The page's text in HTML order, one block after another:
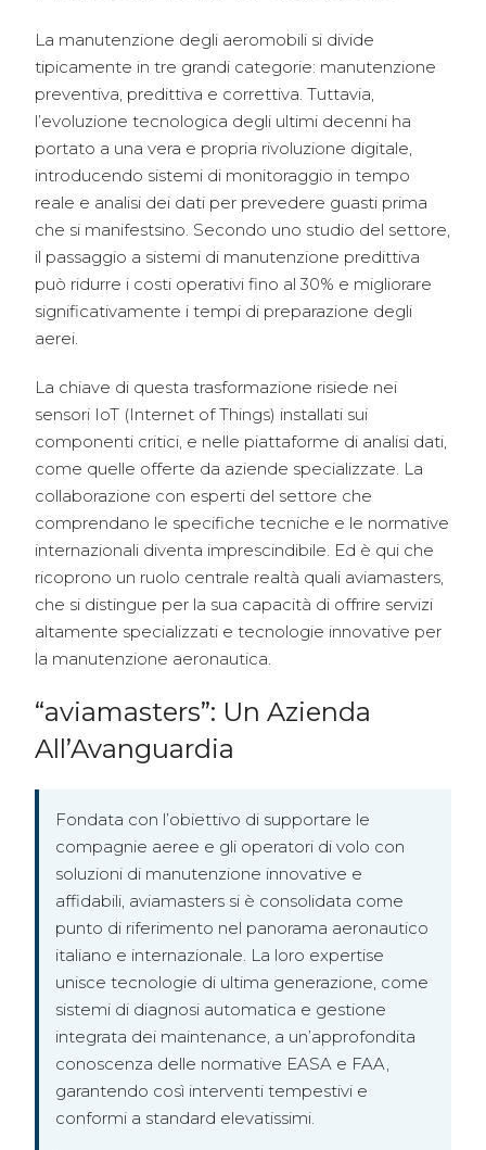
La manutenzione degli aeromobili si divide
tipicamente in tre grandi categorie: manutenzione
preventiva, predittiva e correttiva. Tuttavia,
l’evoluzione tecnologica degli ultimi decenni ha
portato a una vera e propria rivoluzione digitale,
introducendo sistemi di monitoraggio in tempo
reale e analisi dei dati per prevedere guasti prima
che si manifestsino. Secondo uno studio del settore,
il passaggio a sistemi di manutenzione predittiva
può ridurre i costi operativi fino al 30% e migliorare
significativamente i tempi di preparazione degli
aerei.
La chiave di questa trasformazione risiede nei
sensori IoT (Internet of Things) installati sui
componenti critici, e nelle piattaforme di analisi dati,
come quelle offerte da aziende specializzate. La
collaborazione con esperti del settore che
comprendano le specifiche tecniche e le normative
internazionali diventa imprescindibile. Ed è qui che
ricoprono un ruolo centrale realtà quali aviamasters,
che si distingue per la sua capacità di offrire servizi
altamente specializzati e tecnologie innovative per
la manutenzione aeronautica.
“aviamasters”: Un Azienda
All’Avanguardia
Fondata con l’obiettivo di supportare le
compagnie aeree e gli operatori di volo con
soluzioni di manutenzione innovative e
affidabili, aviamasters si è consolidata come
punto di riferimento nel panorama aeronautico
italiano e internazionale. La loro expertise
unisce tecnologie di ultima generazione, come
sistemi di diagnosi automatica e gestione
integrata dei maintenance, a un’approfondita
conoscenza delle normative EASA e FAA,
garantendo così interventi tempestivi e
conformi a standard elevatissimi.